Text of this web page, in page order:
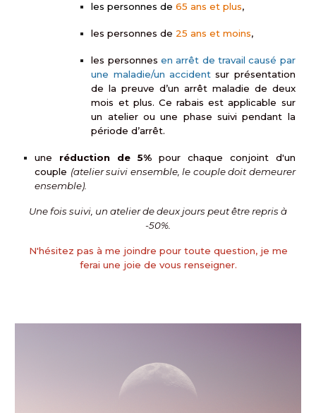
les personnesde65 ans et plus,
les personnes de 25 ans et moins,
les personnesen arrêt de travail causé par
une maladie/un accidentsur présentation
de la preuve d’un arrêt maladie de deux
mois et plus. Ce rabais est applicable sur
un atelier ou une phase suivi pendant la
période d’arrêt.
une réduction de 5% pour chaque conjoint d'un
couple (atelier suivi ensemble, le couple doit demeurer
ensemble).
Une fois suivi, un atelier de deux jours peut être repris à
-50%.
N'hésitez pas à me joindre pour toute question, je me
ferai une joie de vous renseigner.